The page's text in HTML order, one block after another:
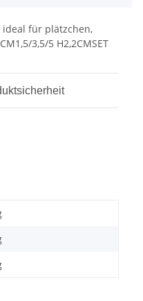
für plätzchen,
3,5/5 H2,2CMSET